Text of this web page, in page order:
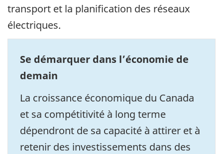
transport et la planification des réseaux
électriques.
Se démarquer dans l’économie de
demain
La croissance économique du Canada
et sa compétitivité à long terme
dépendront de sa capacité à attirer et à
retenir des investissements dans des